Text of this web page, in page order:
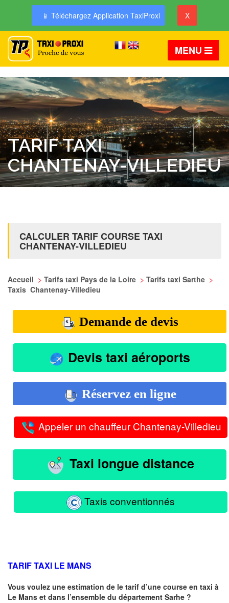
📱 Téléchargez Application TaxiProxi X
MENU
TARIF TAXI
CHANTENAY-VILLEDIEU
CALCULER TARIF COURSE TAXI
CHANTENAY-VILLEDIEU
Accueil > Tarifs taxi Pays de la Loire > Tarifs taxi Sarthe >
Taxis Chantenay-Villedieu
Demande de devis
Devis taxi aéroports
Réservez en ligne
Appeler un chauffeur Chantenay-Villedieu
Taxi longue distance
Taxis conventionnés
TARIF TAXI LE MANS
Vous voulez une estimation de le tarif d’une course en taxi à
Le Mans et dans l’ensemble du département Sarhe ?